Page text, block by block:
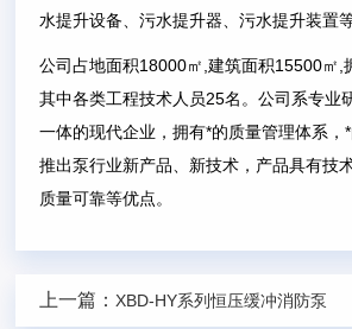
水提升设备、污水提升器、污水提升装置等
公司占地面积18000㎡,建筑面积15500㎡,
其中各类工程技术人员25名。公司系专业
一体的现代企业，拥有*的质量管理体系，
推出泵行业新产品、新技术，产品具有技
质量可靠等优点。
上一篇： XBD-HY系列恒压缓冲消防泵